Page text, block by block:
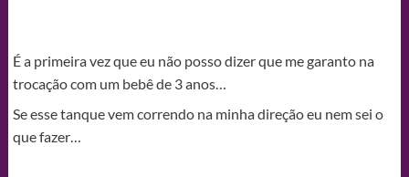
É a primeira vez que eu não posso dizer que me garanto na
trocação com um bebê de 3 anos…
Se esse tanque vem correndo na minha direção eu nem sei o
que fazer…